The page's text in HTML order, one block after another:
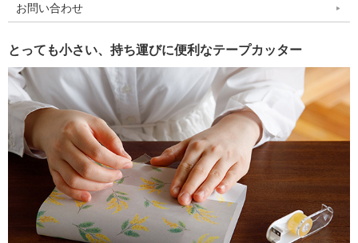
お問い合わせ
とっても小さい、持ち運びに便利なテープカッター